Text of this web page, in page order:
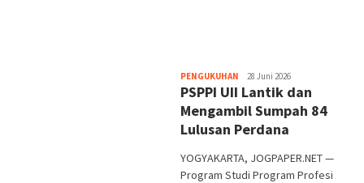
PENGUKUHAN Heri
Purwata
28 Juni 2026
PSPPI UII Lantik dan
Mengambil Sumpah 84
Lulusan Perdana
YOGYAKARTA, JOGPAPER.NET —
Program Studi Program Profesi